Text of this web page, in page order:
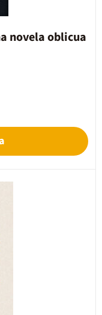
novela oblicua